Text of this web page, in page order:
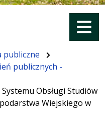
Menu
publiczne
publicznych -
Obsługi Studiów
Wiejskiego w